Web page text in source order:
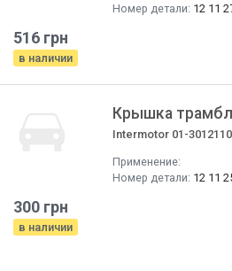
Номер детали: 12 11
516 грн
в наличии
Крышка
Intermotor 01-
Применение:
Номер детали: 12 11
300 грн
в наличии